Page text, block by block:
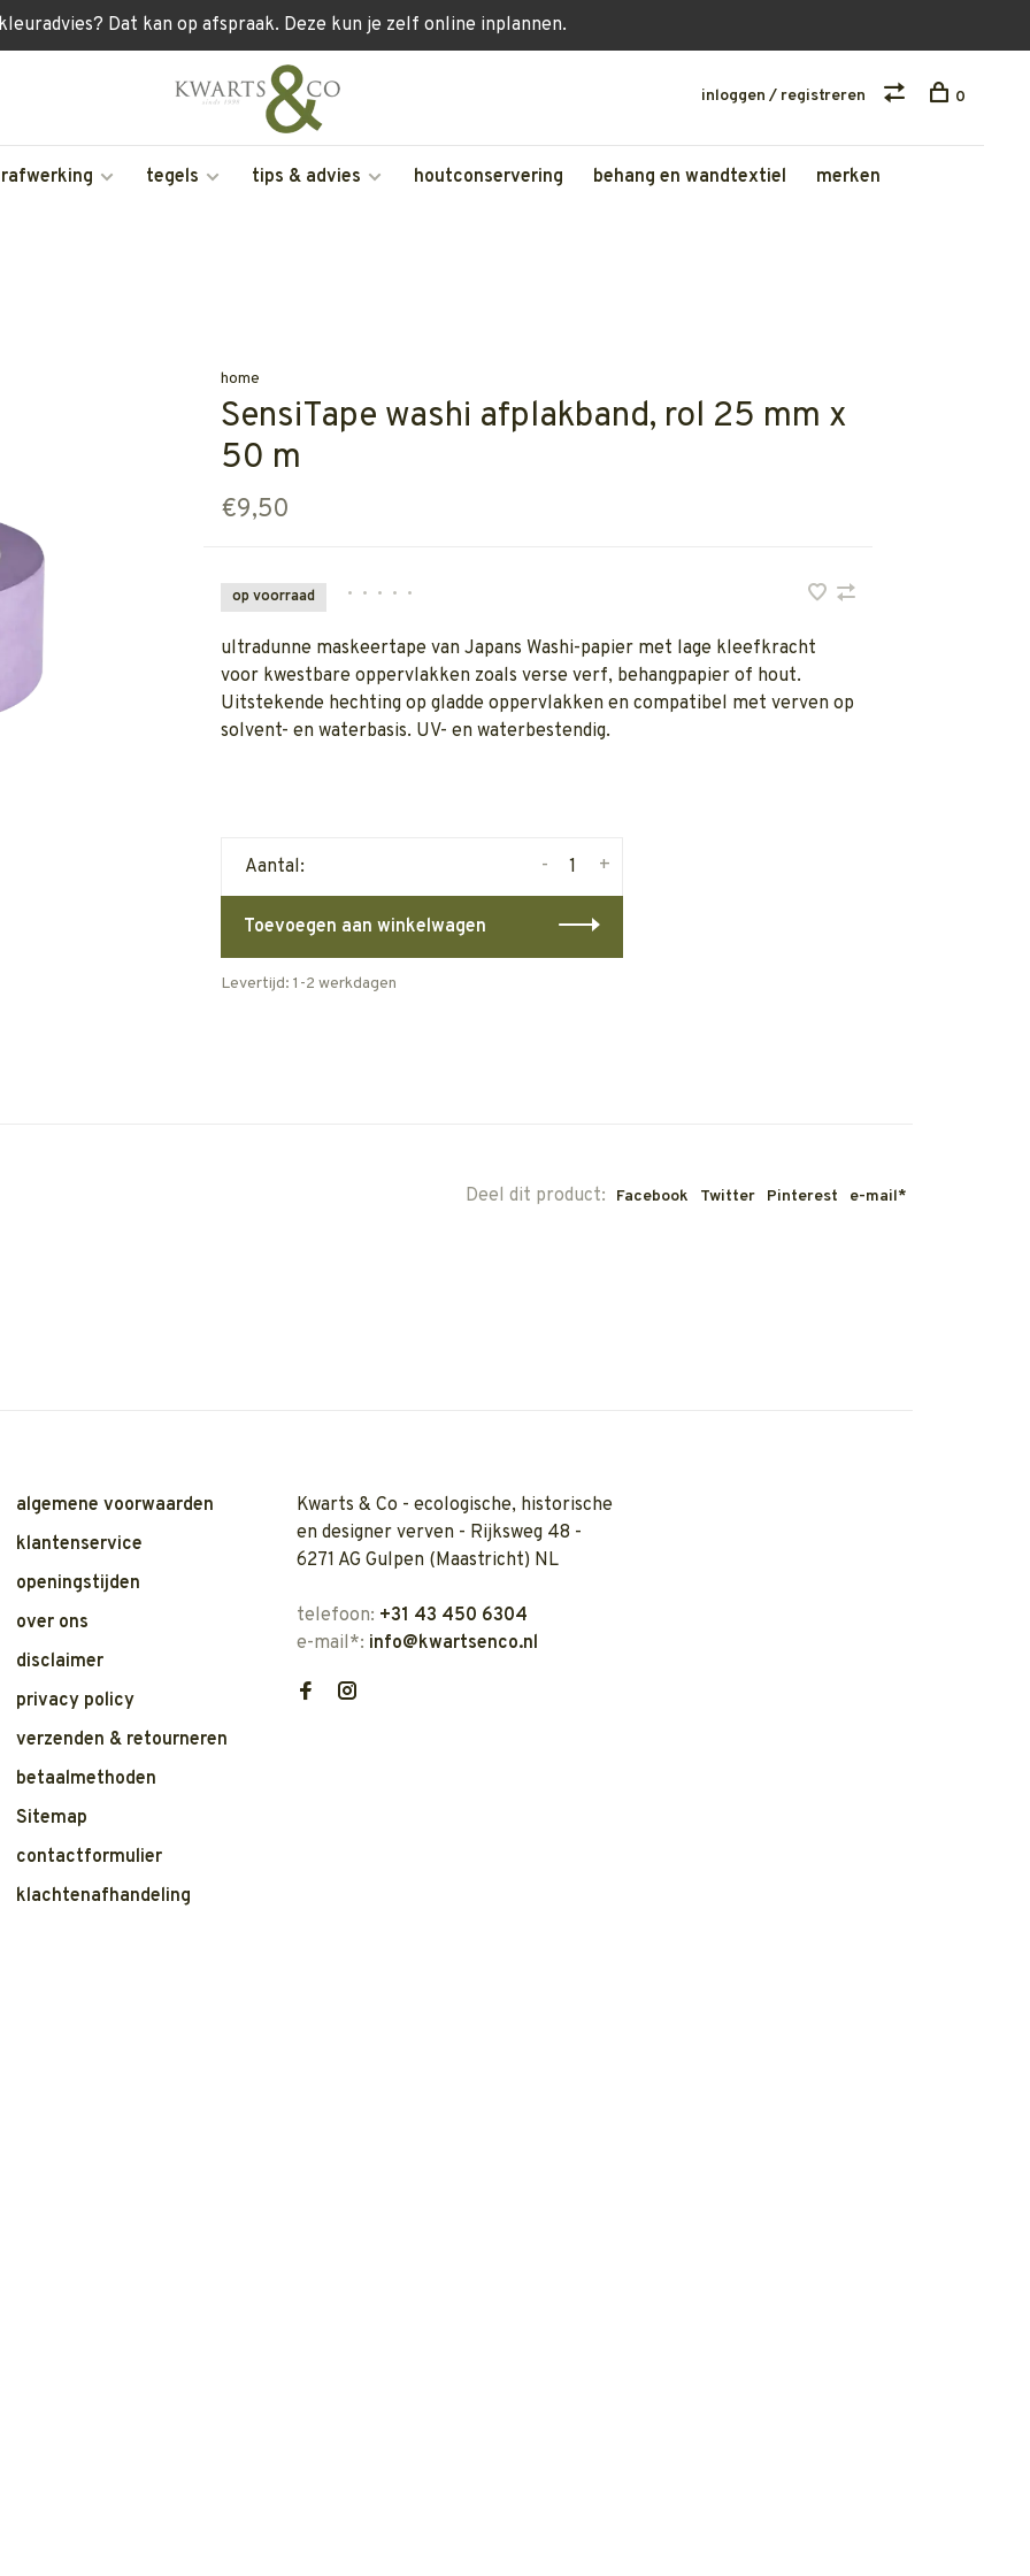
Dat kan op afspraak. Deze kun je zelf online inplannen.
tegels tips & advies houtconservering behang en wandtextiel merken
inloggen / registreren 0
home
SensiTape washi afplakband, rol 25 mm x
50 m
€9,50
op voorraad • • • • •
ultradunne maskeertape van Japans Washi-papier met lage kleefkracht
voor kwestbare oppervlakken zoals verse verf, behangpapier of hout.
Uitstekende hechting op gladde oppervlakken en compatibel met verven op
solvent- en waterbasis. UV- en waterbestendig.
Aantal: +
-
Toevoegen aan winkelwagen
Levertijd: 1-2 werkdagen
Deel dit product: Facebook Twitter Pinterest e-mail*
algemene voorwaarden
klantenservice
openingstijden
over ons
disclaimer
privacy policy
verzenden & retourneren
betaalmethoden
Sitemap
contactformulier
klachtenafhandeling
Kwarts & Co - ecologische, historische
en designer verven - Rijksweg 48 -
6271 AG Gulpen (Maastricht) NL
telefoon: +31 43 450 6304
e-mail*: info@kwartsenco.nl